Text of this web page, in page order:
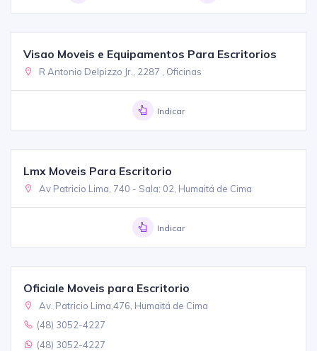
Visao Moveis e Equipamentos Para Escritorios
R Antonio Delpizzo Jr., 2287 , Oficinas
Indicar
Lmx Moveis Para Escritorio
Av Patricio Lima, 740 - Sala: 02, Humaitá de Cima
Indicar
Oficiale Moveis para Escritorio
Av. Patricio Lima,476, Humaitá de Cima
(48) 3052-4227
(48) 3052-4227